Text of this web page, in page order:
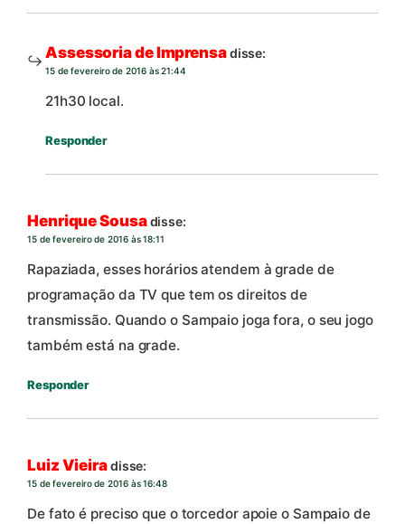
Assessoria de Imprensadisse:
15 de fevereiro de 2016 às 21:44
21h30 local.
Responder
Henrique Sousadisse:
15 de fevereiro de 2016 às 18:11
Rapaziada, esses horários atendem à grade de
programação da TV que tem os direitos de
transmissão. Quando o Sampaio joga fora, o seu jogo
também está na grade.
Responder
Luiz Vieiradisse:
15 de fevereiro de 2016 às 16:48
De fato é preciso que o torcedor apoie o Sampaio de